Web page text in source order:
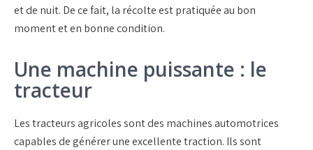
et de nuit. De ce fait, la récolte est pratiquée au bon
moment et en bonne condition.
Une machine puissante : le
tracteur
Les tracteurs agricoles sont des machines automotrices
capables de générer une excellente traction. Ils sont